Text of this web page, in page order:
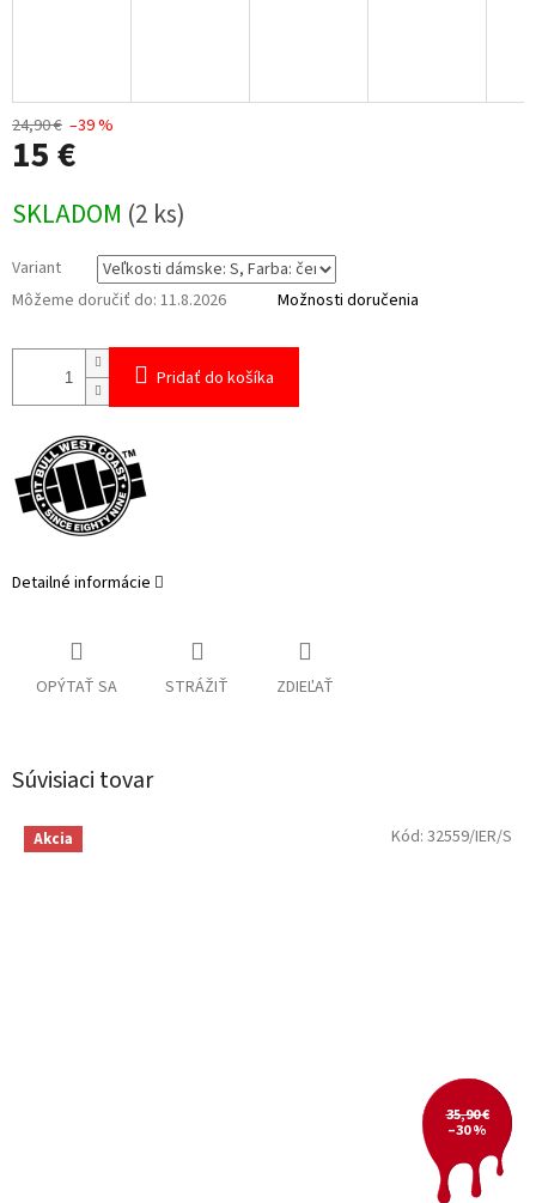
24,90 € –39 %
15 €
cena:
SKLADOM (2 ks)
Variant
Môžeme doručiť do: 11.8.2026 Možnosti doručenia
Pridať do košíka
Detailné informácie
OPÝTAŤ SA STRÁŽIŤ ZDIEĽAŤ
Súvisiaci tovar
Akcia
35,90 €
–30 %
Kód: 32559/IER/S